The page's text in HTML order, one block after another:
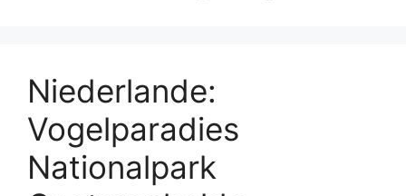
Niederlande:
Vogelparadies
Nationalpark